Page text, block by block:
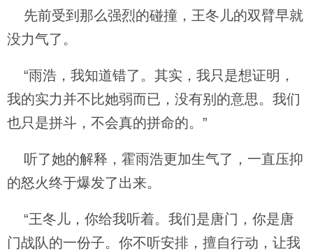
先前受到那么强烈的碰撞，王冬儿的双臂早就
没力气了。
“雨浩，我知道错了。其实，我只是想证明，
我的实力并不比她弱而已，没有别的意思。我们
也只是拼斗，不会真的拼命的。”
听了她的解释，霍雨浩更加生气了，一直压抑
的怒火终于爆发了出来。
“王冬儿，你给我听着。我们是唐门，你是唐
门战队的一份子。你不听安排，擅自行动，让我